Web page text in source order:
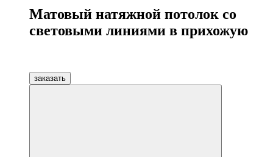
Матовый натяжной потолок со
световыми линиями в прихожую
заказать